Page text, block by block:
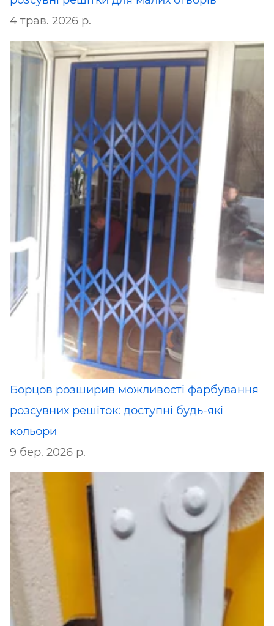
4 трав. 2026 р.
Борцов розширив можливості фарбування
розсувних решіток: доступні будь-які
кольори
9 бер. 2026 р.